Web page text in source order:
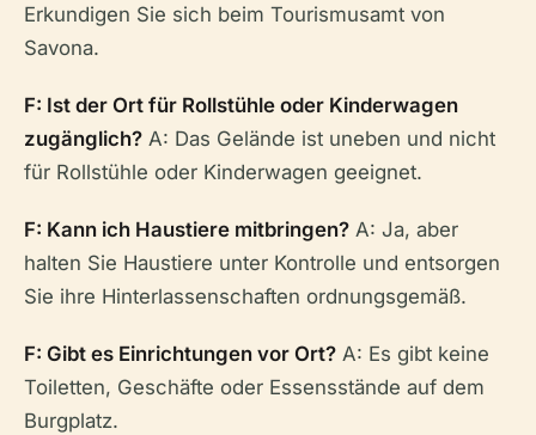
Erkundigen Sie sich beim Tourismusamt von
Savona.
F: Ist der Ort für Rollstühle oder Kinderwagen
zugänglich? A: Das Gelände ist uneben und nicht
für Rollstühle oder Kinderwagen geeignet.
F: Kann ich Haustiere mitbringen? A: Ja, aber
halten Sie Haustiere unter Kontrolle und entsorgen
Sie ihre Hinterlassenschaften ordnungsgemäß.
F: Gibt es Einrichtungen vor Ort? A: Es gibt keine
Toiletten, Geschäfte oder Essensstände auf dem
Burgplatz.